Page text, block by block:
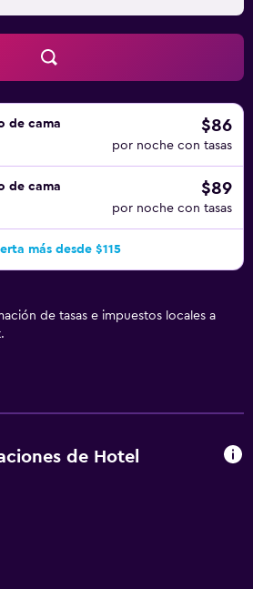
de cama
$86
por noche con tasas
de cama
$89
por noche con tasas
más desde $115
de tasas e impuestos locales a
de Hotel